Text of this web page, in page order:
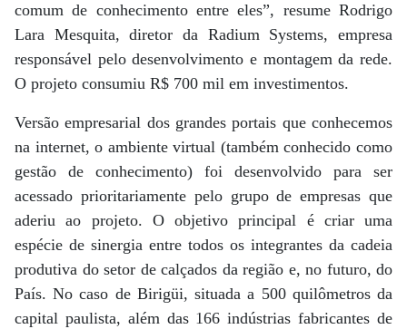
comum de conhecimento entre eles”, resume Rodrigo
Lara Mesquita, diretor da Radium Systems, empresa
responsável pelo desenvolvimento e montagem da rede.
O projeto consumiu R$ 700 mil em investimentos.
Versão empresarial dos grandes portais que conhecemos
na internet, o ambiente virtual (também conhecido como
gestão de conhecimento) foi desenvolvido para ser
acessado prioritariamente pelo grupo de empresas que
aderiu ao projeto. O objetivo principal é criar uma
espécie de sinergia entre todos os integrantes da cadeia
produtiva do setor de calçados da região e, no futuro, do
País. No caso de Birigüi, situada a 500 quilômetros da
capital paulista, além das 166 indústrias fabricantes de